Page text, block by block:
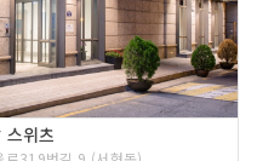
스위츠